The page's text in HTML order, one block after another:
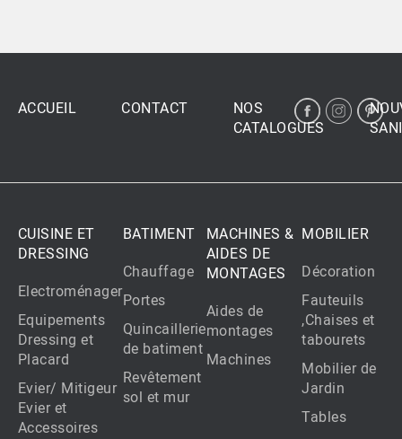
ACCUEIL CONTACT
NOS
CATALOGUES
CUISINE ET
DRESSING
Electroménager
Equipements
Dressing et
Placard
Evier/ Mitigeur
Evier et
Accessoires
BATIMENT
Chauffage
Portes
Quincaillerie
de batiment
Revêtement
sol et mur
MACHINES &
AIDES DE
MONTAGES
Aides de
montages
Machines
MOBILIER
Décoration
Fauteuils
,Chaises et
tabourets
Mobilier de
Jardin
Tables